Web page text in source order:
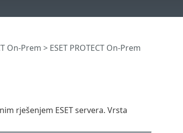
On-Prem > ESET PROTECT On-Prem
rješenjem ESET servera. Vrsta